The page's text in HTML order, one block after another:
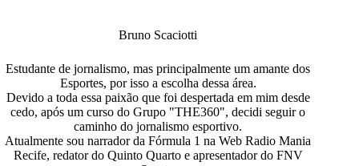
Bruno Scaciotti
Estudante de jornalismo, mas principalmente um amante dos
Esportes, por isso a escolha dessa área.
Devido a toda essa paixão que foi despertada em mim desde
cedo, após um curso do Grupo "THE360", decidi seguir o
caminho do jornalismo esportivo.
Atualmente sou narrador da Fórmula 1 na Web Radio Mania
Recife, redator do Quinto Quarto e apresentador do FNV